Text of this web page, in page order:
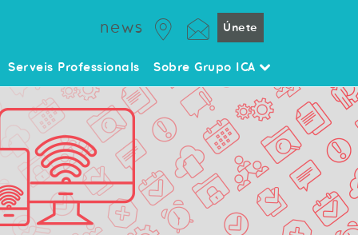
news Únete
Serveis Professionals Sobre Grupo ICA